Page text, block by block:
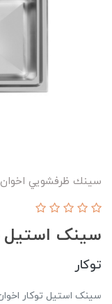
سينك ظرفشويي اخوان
سینک استیل
توکار